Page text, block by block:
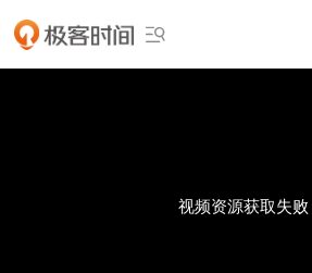

视频资源获取失败